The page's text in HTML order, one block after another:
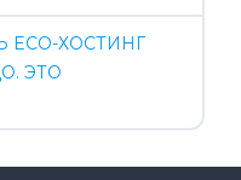
ХОСТИНГ
ЭТО